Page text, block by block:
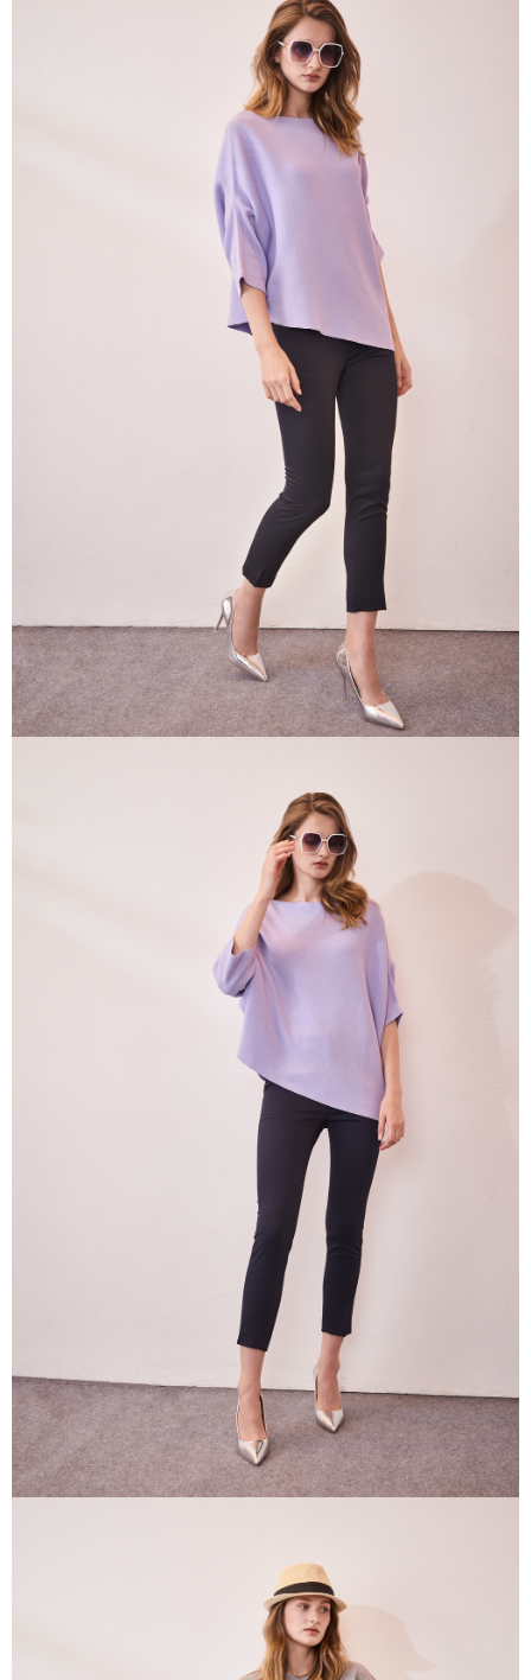
1.分期款項不併入電信帳單，「大哥付你分期」於每月結算日後寄送繳費提
2.透過簡訊連結打開帳單後，可選擇「超商條碼／台灣大直營門市／銀行轉
帳／街口支付／iPASS MONEY」等通路繳費。
1.本服務係由「台灣大哥大股份有限公司」（以下簡稱本公司）所提供，讓
用戶於交易時，得透過本服務購買商品或服務，並由商店將買賣／分期付款
買賣價金債權讓與本公司後，依約使用本公司帳單繳交帳款。
2.基於同意付款使用「大哥付你分期」之契約關係目的，商店將以您的個人
資料（包含姓名、電話或地址）提供予台灣大哥大進項蒐集、處理及利用，
由本公司與您本人進行分期帳單所需資料之確認、核對及更正。
3.完整用戶服務條款，請詳閱以下連結：
https://oppay.tw/userRule
每筆NT$60，滿NT$1,000(含以上)免運費
每筆NT$60，滿NT$1,000(含以上)免運費
每筆NT$60，滿NT$1,000(含以上)免運費
每筆NT$80，滿NT$1,000(含以上)免運費